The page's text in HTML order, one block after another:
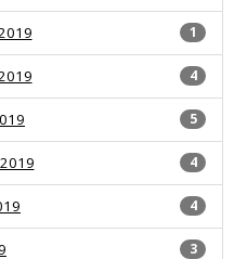
1
4
5
4
4
3